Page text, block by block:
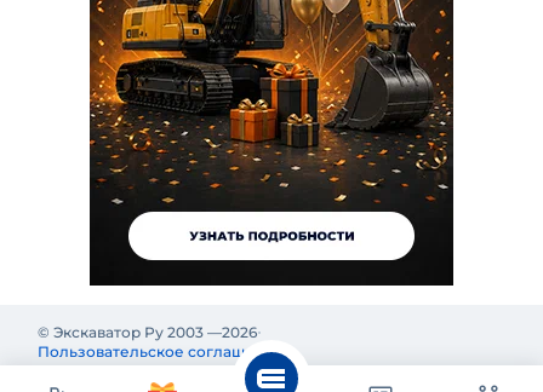
© Экскаватор Ру 2003 —2026
Пользовательское соглашение
Политика конфиденциальности Реклама на Экскаватор Ру